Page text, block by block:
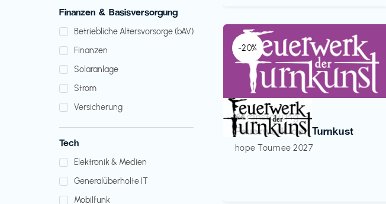
Finanzen & Basisversorgung
Betriebliche Altersvorsorge (bAV)
Finanzen
Solaranlage
Strom
Versicherung
Tech
Elektronik & Medien
Generalüberholte IT
Mobilfunk
-20%
Veranstaltung
Feuerwerk der Turnkust
hope Tournee 2027
€€‎